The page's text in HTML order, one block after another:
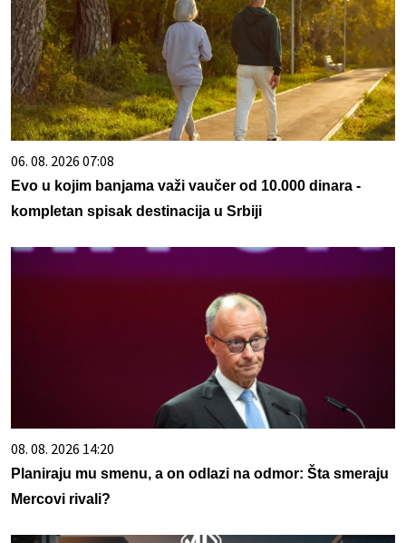
06. 08. 2026 07:08
Evo u kojim banjama važi vaučer od 10.000 dinara -
kompletan spisak destinacija u Srbiji
08. 08. 2026 14:20
Planiraju mu smenu, a on odlazi na odmor: Šta smeraju
Mercovi rivali?